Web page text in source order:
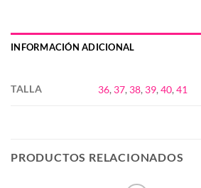
INFORMACIÓN ADICIONAL
TALLA 36, 37, 38, 39,40,41
PRODUCTOS RELACIONADOS